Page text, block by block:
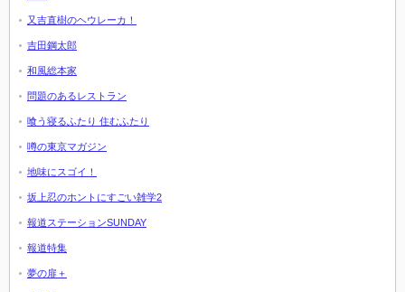
又吉直樹のヘウレーカ！
吉田鋼太郎
和風総本家
問題のあるレストラン
喰う寝るふたり 住むふたり
噂の東京マガジン
地味にスゴイ！
坂上忍のホントにすごい雑学2
報道ステーションSUNDAY
報道特集
夢の扉＋